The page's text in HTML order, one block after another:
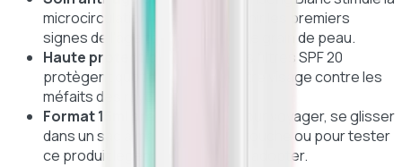
microcirculation et aide à prévenir les premiers
signes de l'âge tout en affinant le grain de peau.
Haute protection solaire :
Les filtres SPF 20
protègent quotidiennement votre visage contre les
méfaits des rayons UVA/UVB.
Format 15ml pratique :
Idéal pour voyager, se glisser
dans un sac à main pour une retouche ou pour tester
ce produit légendaire avant de l'adopter.